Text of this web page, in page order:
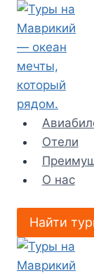
Перейти
содержимому
Отели
О нас
Найти